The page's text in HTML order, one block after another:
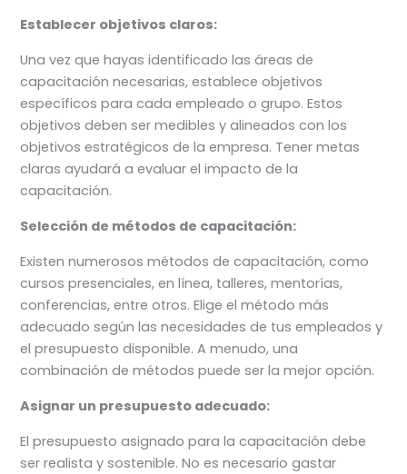
Establecer objetivos claros:
Una vez que hayas identificado las áreas de
capacitación necesarias, establece objetivos
específicos para cada empleado o grupo. Estos
objetivos deben ser medibles y alineados con los
objetivos estratégicos de la empresa. Tener metas
claras ayudará a evaluar el impacto de la
capacitación.
Selección de métodos de capacitación:
Existen numerosos métodos de capacitación, como
cursos presenciales, en línea, talleres, mentorías,
conferencias, entre otros. Elige el método más
adecuado según las necesidades de tus empleados y
el presupuesto disponible. A menudo, una
combinación de métodos puede ser la mejor opción.
Asignar un presupuesto adecuado:
El presupuesto asignado para la capacitación debe
ser realista y sostenible. No es necesario gastar